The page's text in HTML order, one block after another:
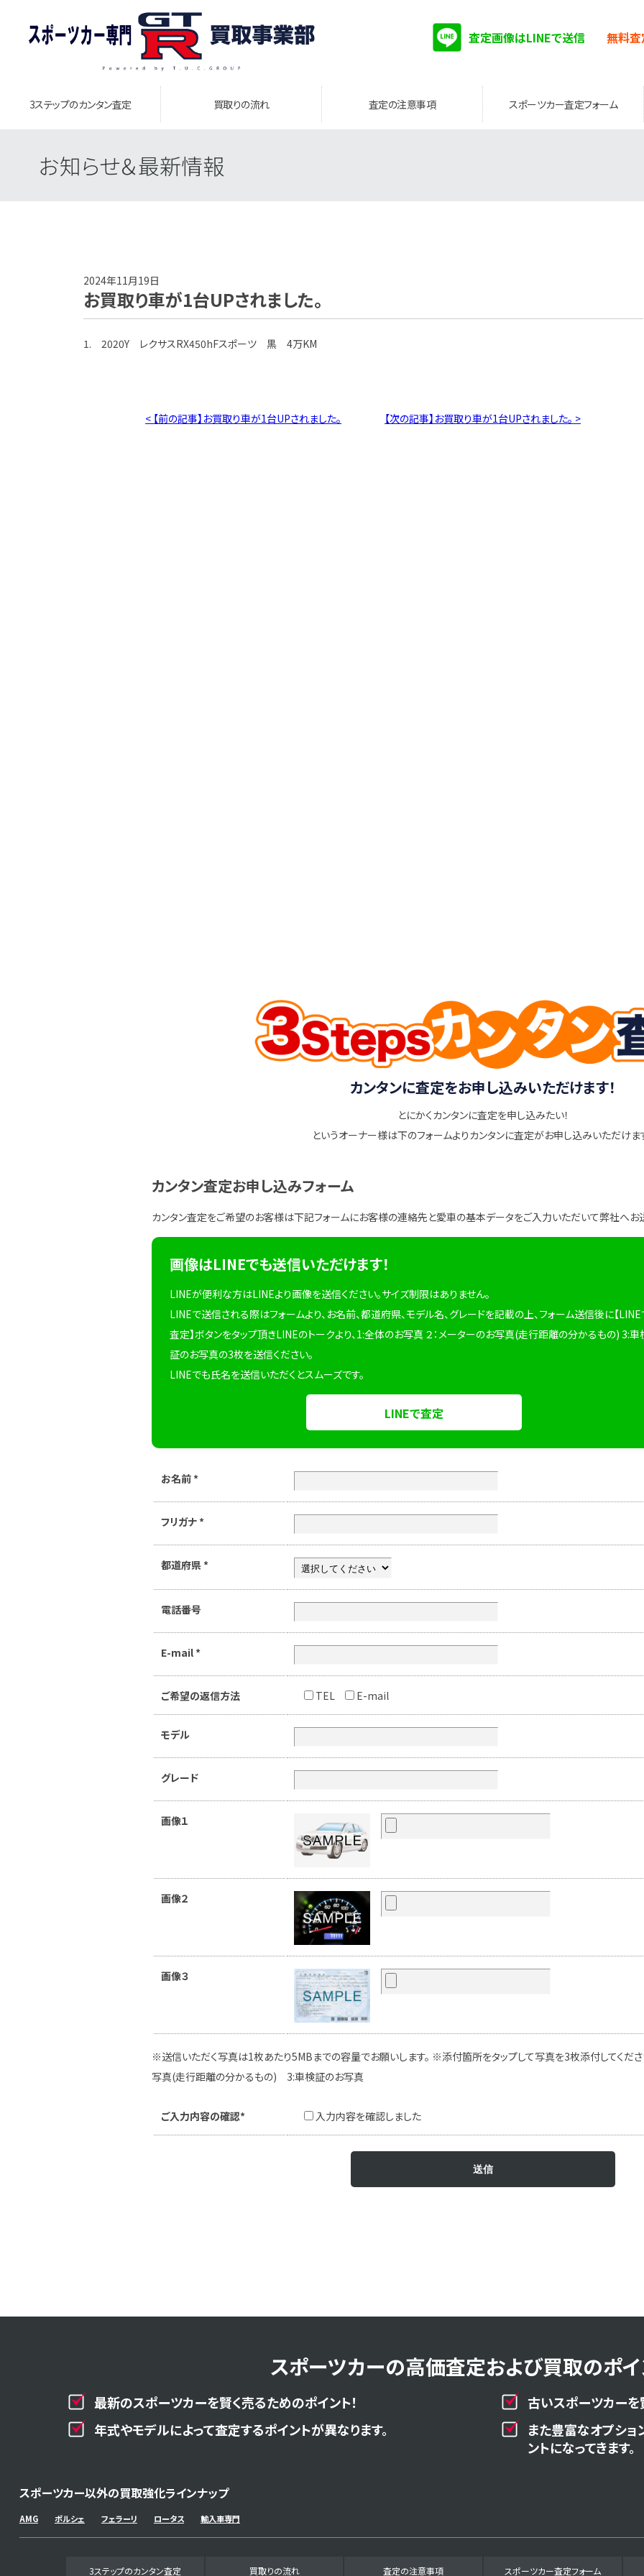
査定画像はLINEで送信 無料査
3ステップのカンタン査定 買取りの流れ 査定の注意事項 スポーツカー査定フォーム
お知らせ＆最新情報
2024年11月19日
お買取り車が1台UPされました。
1. 2020Y レクサスRX450hFスポーツ 黒 4万KM
< 【前の記事】お買取り車が1台UPされました。 【次の記事】お買取り車が1台UPされました。 >
カンタンに査定をお申し込みいただけます！
とにかくカンタンに査定を申し込みたい！
というオーナー様は下のフォームよりカンタンに査定がお申し込みいただけま
カンタン査定お申し込みフォーム
カンタン査定をご希望のお客様は下記フォームにお客様の連絡先と愛車の基本データをご入力いただいて弊社へお
画像はLINEでも送信いただけます！
LINEが便利な方はLINEより画像を送信ください。サイズ制限はありません。
LINEで送信される際はフォームより、お名前、都道府県、モデル名、グレードを記載の上、フォーム送信後に【LINE
査定】ボタンをタップ頂きLINEのトークより、1:全体のお写真 ２：メーターのお写真(走行距離の分かるもの) 3:車
証のお写真の3枚を送信ください。
LINEでも氏名を送信いただくとスムーズです。
LINEで査定
お名前 *
フリガナ *
都道府県 *
電話番号
E-mail *
ご希望の返信方法 TEL E-mail
モデル
グレード
画像１
画像２
画像３
※送信いただく写真は1枚あたり5MBまでの容量でお願いします。 ※添付箇所をタップして写真を3枚添付してくだ
写真(走行距離の分かるもの) 3:車検証のお写真
ご入力内容の確認* 入力内容を確認しました
スポーツカーの高価査定および買取のポイ
最新のスポーツカーを賢く売るためのポイント！
古いスポーツカーを
年式やモデルによって査定するポイントが異なります。
また豊富なオプシ
ントになってきます。
スポーツカー以外の買取強化ラインナップ
AMG ポルシェ フェラーリ ロータス 輸入車専門
3ステップのカンタン査定 買取りの流れ 査定の注意事項 スポーツカー査定フォーム